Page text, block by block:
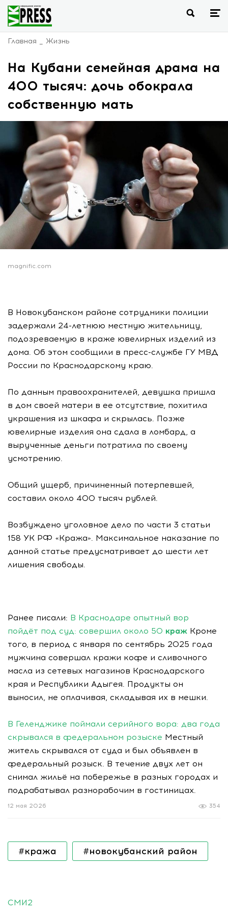
Главная Жизнь
На Кубани семейная драма на
400 тысяч: дочь обокрала
собственную мать
magnific.com
В Новокубанском районе сотрудники полиции
задержали 24-летнюю местную жительницу,
подозреваемую в краже ювелирных изделий из
дома. Об этом сообщили в пресс-службе ГУ МВД
России по Краснодарскому краю.
По данным правоохранителей, девушка пришла
в дом своей матери в ее отсутствие, похитила
украшения из шкафа и скрылась. Позже
ювелирные изделия она сдала в ломбард, а
вырученные деньги потратила по своему
усмотрению.
Общий ущерб, причиненный потерпевшей,
составил около 400 тысяч рублей.
Возбуждено уголовное дело по части 3 статьи
158 УК РФ «Кража». Максимальное наказание по
данной статье предусматривает до шести лет
лишения свободы.
Ранее писали: В Краснодаре опытный вор
пойдёт под суд: совершил около 50 краж Кроме
того, в период с января по сентябрь 2025 года
мужчина совершал кражи кофе и сливочного
масла из сетевых магазинов Краснодарского
края и Республики Адыгея. Продукты он
выносил, не оплачивая, складывая их в мешки.
В Геленджике поймали серийного вора: два года
скрывался в федеральном розыске Местный
житель скрывался от суда и был объявлен в
федеральный розыск. В течение двух лет он
снимал жильё на побережье в разных городах и
подрабатывал разнорабочим в гостиницах.
354
12 мая 2026
#кража #новокубанский район
СМИ2